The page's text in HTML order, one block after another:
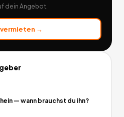
dein Angebot.
→
— wann brauchst du ihn?